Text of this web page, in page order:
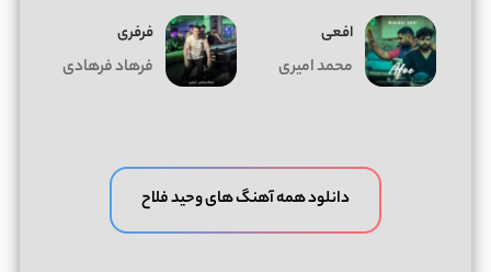
افعی
محمد امیری
فرفری
فرهاد فرهادی
دانلود همه آهنگ های وحید فلاح